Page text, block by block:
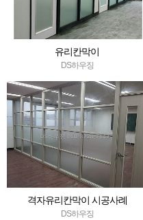
유리칸막이
DS하우징
격자유리칸막이 시공사례
DS하우징